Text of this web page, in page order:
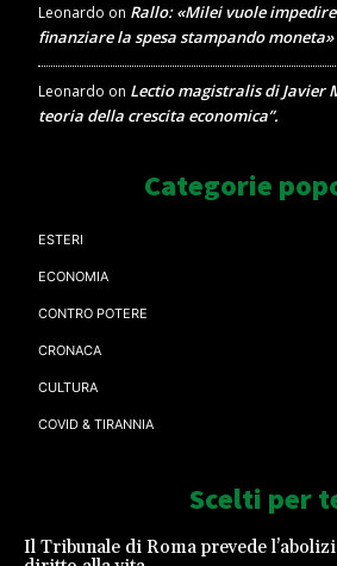
Leonardo on Rallo: «Milei vuole
finanziare la spesa stampando moneta»
Leonardo on Lectio magistralis di Javier
teoria della crescita economica”.
Categorie
ESTERI
ECONOMIA
CONTRO POTERE
CRONACA
CULTURA
COVID & TIRANNIA
Scelti per
Il Tribunale di Roma prevede